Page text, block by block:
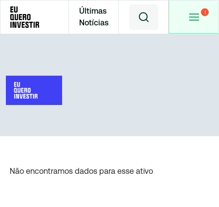
Últimas
Notícias
Home Cotações
Não encontramos dados para esse ativo